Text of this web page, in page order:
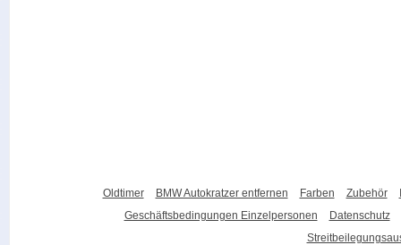
Oldtimer BMW Autokratzer entfernen Farben Zubehör
Geschäftsbedingungen Einzelpersonen
Datenschutz